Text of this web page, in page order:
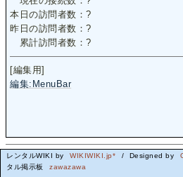
本日の訪問者数：?
昨日の訪問者数：?
累計訪問者数：?
[編集用]
編集:MenuBar
レンタルWIKI by WIKIWIKI.jp* / Designed by
タル掲示板
zawazawa